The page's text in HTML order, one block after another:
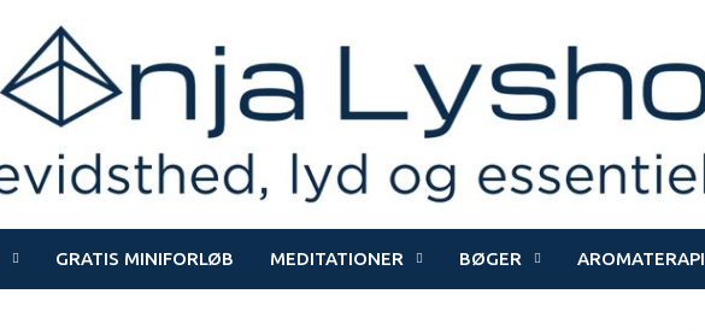
GRATIS MINIFORLØB MEDITATIONER BØGER AROMATERAPI